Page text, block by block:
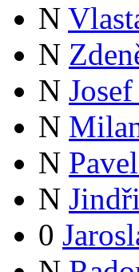
N
N
N
N
N
N
0